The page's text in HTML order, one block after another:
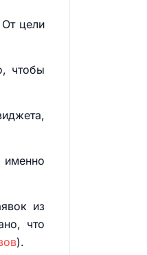
цели
чтобы
именно
из
что
).